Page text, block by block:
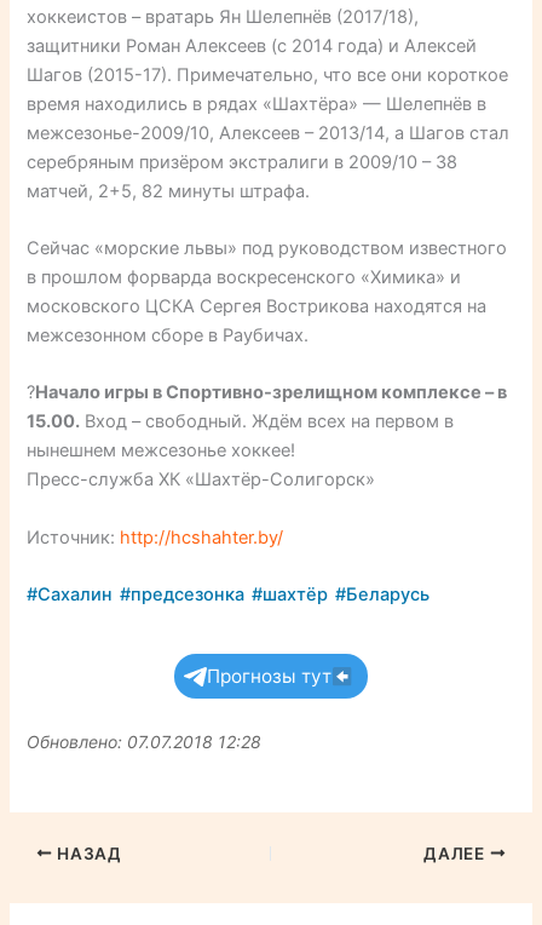
хоккеистов – вратарь Ян Шелепнёв (2017/18),
защитники Роман Алексеев (с 2014 года) и Алексей
Шагов (2015-17). Примечательно, что все они короткое
время находились в рядах «Шахтёра» — Шелепнёв в
межсезонье-2009/10, Алексеев – 2013/14, а Шагов стал
серебряным призёром экстралиги в 2009/10 – 38
матчей, 2+5, 82 минуты штрафа.
Сейчас «морские львы» под руководством известного
в прошлом форварда воскресенского «Химика» и
московского ЦСКА Сергея Вострикова находятся на
межсезонном сборе в Раубичах.
?Начало игры в Спортивно-зрелищном комплексе – в
15.00. Вход – свободный. Ждём всех на первом в
нынешнем межсезонье хоккее!
Пресс-служба ХК «Шахтёр-Солигорск»
Источник: http://hcshahter.by/
#Сахалин #предсезонка #шахтёр #Беларусь
Прогнозы тут
Обновлено: 07.07.2018 12:28
НАЗАД ДАЛЕЕ